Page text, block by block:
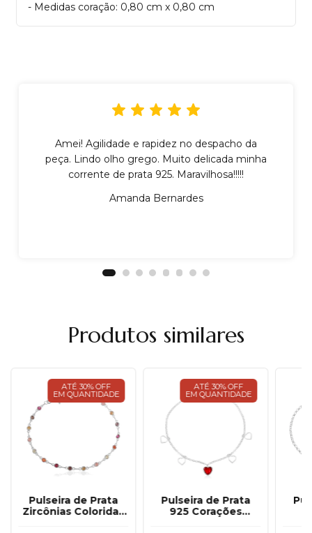
- Medidas coração: 0,80 cm x 0,80 cm
Amei! Agilidade e rapidez no despacho da
peça. Lindo olho grego. Muito delicada minha
corrente de prata 925. Maravilhosa!!!!!
Amanda Bernardes
Produtos similares
ATÉ 30% OFF
EM QUANTIDADE
Pulseira de Prata
Zircônias Coloridas
ATÉ 30% OFF
EM QUANTIDADE
Pulseira de Prata
925 Corações